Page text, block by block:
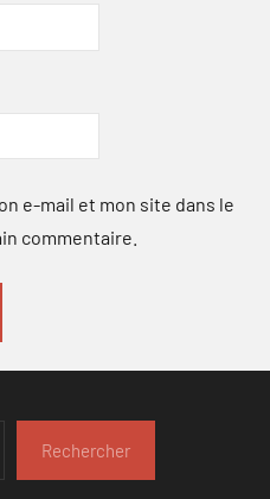
e-mail et mon site dans le
commentaire.
Rechercher